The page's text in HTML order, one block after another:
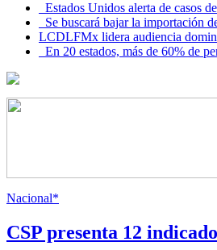
Estados Unidos alerta de casos
Se buscará bajar la importación
LCDLFMx lidera audiencia
En 20 estados, más de 60% de
Nacional*
CSP presenta 12